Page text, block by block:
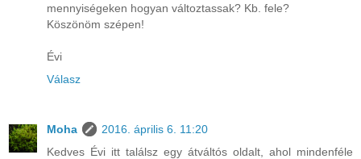
mennyiségeken hogyan változtassak? Kb. fele?
Köszönöm szépen!
Évi
Válasz
Moha
2016. április 6. 11:20
Kedves Évi itt találsz egy átváltós oldalt, ahol mindenféle